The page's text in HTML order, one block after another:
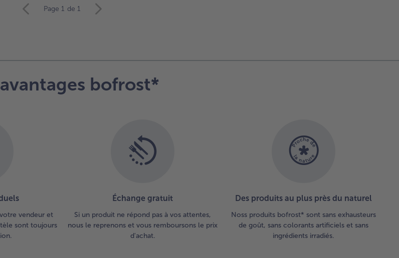
Page 1 de 1
bofrost*
vendeur et
sont toujours
Échange gratuit
Si un produit ne répond pas à vos attentes,
nous le reprenons et vous remboursons le prix
d'achat.
Des produits au plus près du naturel
Noss produits bofrost* sont sans exhausteurs
de goût, sans colorants artificiels et sans
ingrédients irradiés.